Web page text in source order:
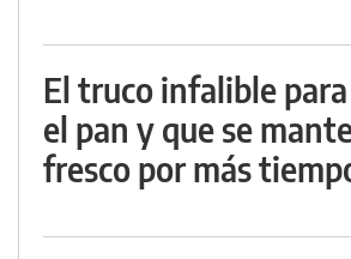
El truco infalible
el pan y que se
fresco por más